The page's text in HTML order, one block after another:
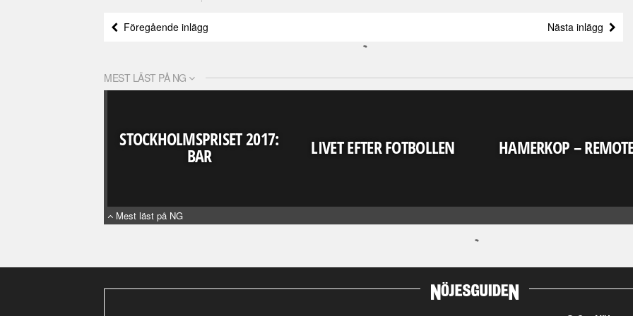
Föregående inlägg Nästa inlägg
MEST LÄST PÅ NG
STOCKHOLMSPRISET 2017:
BAR LIVET EFTER FOTBOLLEN HAMERKOP –
Mest läst på NG